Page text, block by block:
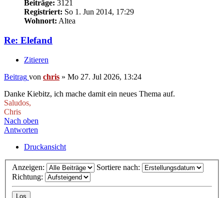
Beiträge: 3121
Registriert: So 1. Jun 2014, 17:29
Wohnort: Altea
Re: Elefand
Zitieren
Beitrag von chris » Mo 27. Jul 2026, 13:24
Danke Kiebitz, ich mache damit ein neues Thema auf.
Saludos,
Chris
Nach oben
Antworten
Druckansicht
Anzeigen:
Sortiere nach:
Richtung: